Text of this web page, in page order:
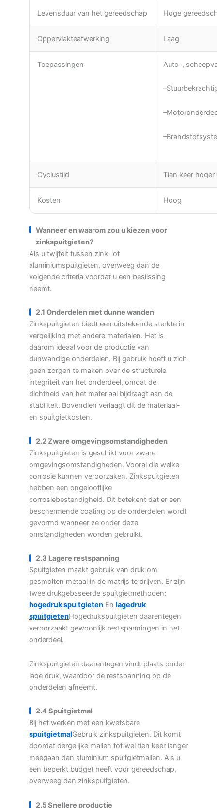
Levensduur van het gereedschap Hoge
Oppervlakteafwerking Laag
Toepassingen Auto-,
Cyclustijd Tien keer hoger
Kosten Hoog
Wanneer en waarom zou u kiezen voor
zinkspuitgieten?
Als u twijfelt tussen zink- of
aluminiumspuitgieten, overweeg dan de
volgende criteria voordat u een beslissing
neemt.
2.1 Onderdelen met dunne wanden
Zinkspuitgieten biedt een uitstekende sterkte in
vergelijking met andere materialen. Het is
daarom ideaal voor de productie van
dunwandige onderdelen. Bij gebruik hoeft u zich
geen zorgen te maken over de structurele
integriteit van het onderdeel, omdat de
dichtheid van het materiaal bijdraagt aan de
stabiliteit. Bovendien verlaagt dit de materiaal-
en spuitgietkosten.
2.2 Zware omgevingsomstandigheden
Zinkspuitgieten is geschikt voor zware
omgevingsomstandigheden. Vooral die welke
corrosie kunnen veroorzaken. Zinkspuitgieten
hebben een ongelooflijke
corrosiebestendigheid. Dit betekent dat er een
beschermende coating op de onderdelen wordt
gevormd wanneer ze onder deze
omstandigheden worden gebruikt.
2.3 Lagere restspanning
Spuitgieten maakt gebruik van druk om
gesmolten metaal in de matrijs te drijven. Er zijn
twee drukgebaseerde spuitgietmethoden:
hogedruk spuitgieten En lagedruk
spuitgietenHogedrukspuitgieten daarentegen
veroorzaakt gewoonlijk restspanningen in het
onderdeel.
Zinkspuitgieten daarentegen vindt plaats onder
lage druk, waardoor de restspanning op de
onderdelen afneemt.
2.4 Spuitgietmal
Bij het werken met een kwetsbare
spuitgietmalGebruik zinkspuitgieten. Dit komt
doordat dergelijke mallen tot wel tien keer langer
meegaan dan aluminium spuitgietmallen. Als u
een beperkt budget heeft voor gereedschap,
overweeg dan zinkspuitgieten.
2.5 Snellere productie